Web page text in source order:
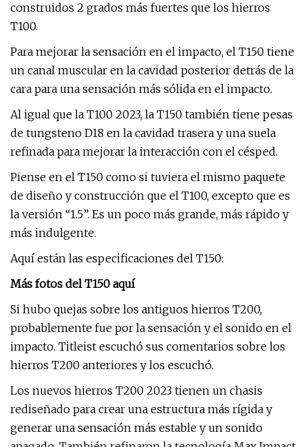
construidos 2 grados más fuertes que los hierros
T100.
Para mejorar la sensación en el impacto, el T150 tiene
un canal muscular en la cavidad posterior detrás de la
cara para una sensación más sólida en el impacto.
Al igual que la T100 2023, la T150 también tiene pesas
de tungsteno D18 en la cavidad trasera y una suela
refinada para mejorar la interacción con el césped.
Piense en el T150 como si tuviera el mismo paquete
de diseño y construcción que el T100, excepto que es
la versión “1.5”. Es un poco más grande, más rápido y
más indulgente.
Aquí están las especificaciones del T150:
Más fotos del T150 aquí
Si hubo quejas sobre los antiguos hierros T200,
probablemente fue por la sensación y el sonido en el
impacto. Titleist escuchó sus comentarios sobre los
hierros T200 anteriores y los escuchó.
Los nuevos hierros T200 2023 tienen un chasis
rediseñado para crear una estructura más rígida y
generar una sensación más estable y un sonido